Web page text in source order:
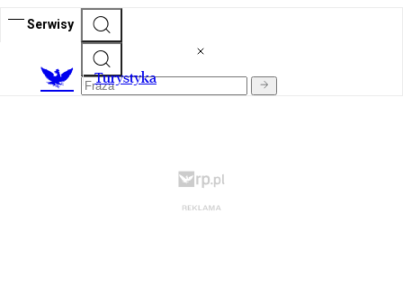
Serwisy
Turystyka